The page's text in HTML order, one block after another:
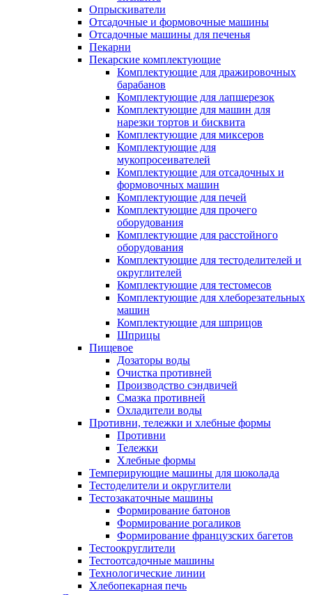
Опрыскиватели
Отсадочные и формовочные машины
Отсадочные машины для печенья
Пекарни
Пекарские комплектующие
Комплектующие для дражировочных
барабанов
Комплектующие для лапшерезок
Комплектующие для машин для
нарезки тортов и бисквита
Комплектующие для миксеров
Комплектующие для
мукопросеивателей
Комплектующие для отсадочных и
формовочных машин
Комплектующие для печей
Комплектующие для прочего
оборудования
Комплектующие для расстойного
оборудования
Комплектующие для тестоделителей и
округлителей
Комплектующие для тестомесов
Комплектующие для хлеборезательных
машин
Комплектующие для шприцов
Шприцы
Пищевое
Дозаторы воды
Очистка противней
Производство сэндвичей
Смазка противней
Охладители воды
Противни, тележки и хлебные формы
Противни
Тележки
Хлебные формы
Темперирующие машины для шоколада
Тестоделители и округлители
Тестозакаточные машины
Формирование батонов
Формирование рогаликов
Формирование французских багетов
Тестоокруглители
Тестоотсадочные машины
Технологические линии
Хлебопекарная печь